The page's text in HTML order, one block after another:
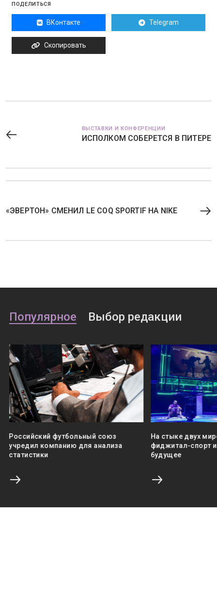
ПОДЕЛИТЬСЯ
ВКонтакте Telegram
Скопировать
ВЫСТАВКИ И КОНФЕРЕНЦИИ
ИСПОЛКОМ СОБЕРЕТСЯ В ПИТЕРЕ
«ЭВЕРТОН» СМЕНИЛ LE COQ SPORTIF НА NIKE
Популярное Выбор редакции
Российский футбольный союз
учредил компанию для анализа
статистики
На стыке двух
фиджитал-спорт
будущее